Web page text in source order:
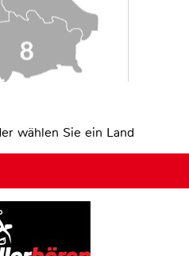
wählen Sie ein Land